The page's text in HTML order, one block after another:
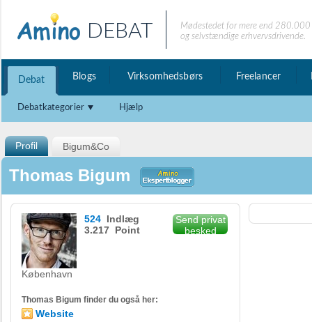
DEBAT
Mødestedet for mere end
og selvstændige erhvervsdrivende.
Debat Blogs Virksomhedsbørs Freelancer
Debatkategorier Hjælp
Profil Bigum&Co
Thomas Bigum
København
524 Indlæg
3.217 Point
Send privat
besked
Thomas Bigum finder du også her:
Website